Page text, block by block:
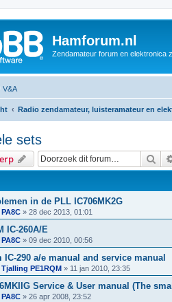
Hamforum.nl
Zendamateur forum en elektronica
V&A
Radio zendamateur, luisteramateur en
sets
in de PLL IC706MK2G
PA8C » 28 dec 2013, 01:01
IC-260A/E
PA8C » 09 dec 2010, 00:56
IC-290 a/e manual and service manual
Tjalling PE1RQM » 11 jan 2010, 23:35
Service & User manual (The
PA8C » 26 apr 2008, 23:52